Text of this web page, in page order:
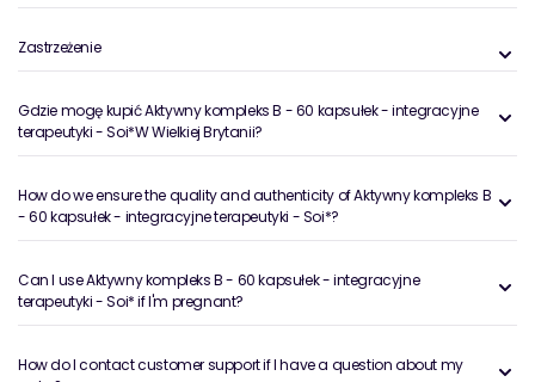
Zastrzeżenie
Gdzie mogę kupić Aktywny kompleks B - 60 kapsułek - integracyjne
terapeutyki - Soi*W Wielkiej Brytanii?
How do we ensure the quality and authenticity of Aktywny kompleks B
- 60 kapsułek - integracyjne terapeutyki - Soi*?
Can I use Aktywny kompleks B - 60 kapsułek - integracyjne
terapeutyki - Soi* if I'm pregnant?
How do I contact customer support if I have a question about my